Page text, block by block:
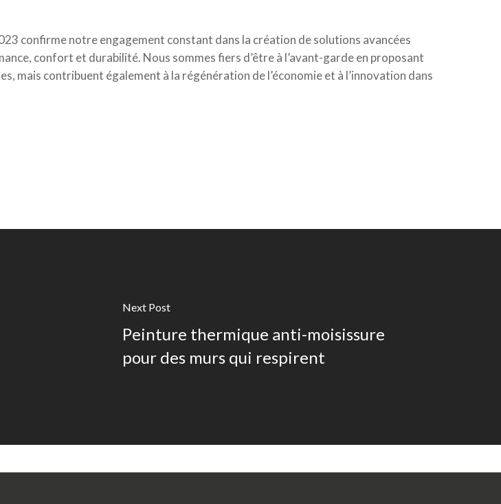
confirme notre engagement constant dans la création de solutions avancées
confort et durabilité. Nous sommes fiers d’être à l’avant-garde en proposant
mais contribuent également à la régénération de l’économie et à l’innovation dans
Next Post
Peinture thermique anti-moisissure
pour des murs qui respirent